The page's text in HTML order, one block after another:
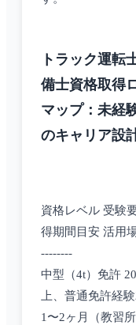
トラック運転
備士資格取得
マップ：未経
のキャリア設
資格レベル 受験
得期間目安 活用
--------
中型（4t）免許
上、普通免許経
1〜2ヶ月（教習